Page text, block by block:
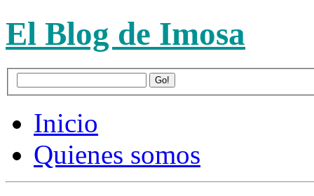
El Blog de Imosa
Inicio
Quienes somos